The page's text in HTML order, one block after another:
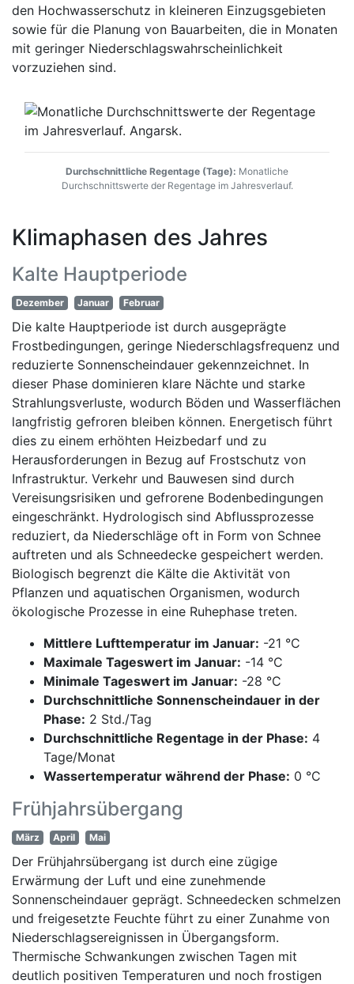
den Hochwasserschutz in kleineren Einzugsgebieten
sowie für die Planung von Bauarbeiten, die in Monaten
mit geringer Niederschlagswahrscheinlichkeit
vorzuziehen sind.
Durchschnittliche Regentage (Tage): Monatliche
Durchschnittswerte der Regentage im Jahresverlauf.
Klimaphasen des Jahres
Kalte Hauptperiode
Dezember Januar Februar
Die kalte Hauptperiode ist durch ausgeprägte
Frostbedingungen, geringe Niederschlagsfrequenz und
reduzierte Sonnenscheindauer gekennzeichnet. In
dieser Phase dominieren klare Nächte und starke
Strahlungsverluste, wodurch Böden und Wasserflächen
langfristig gefroren bleiben können. Energetisch führt
dies zu einem erhöhten Heizbedarf und zu
Herausforderungen in Bezug auf Frostschutz von
Infrastruktur. Verkehr und Bauwesen sind durch
Vereisungsrisiken und gefrorene Bodenbedingungen
eingeschränkt. Hydrologisch sind Abflussprozesse
reduziert, da Niederschläge oft in Form von Schnee
auftreten und als Schneedecke gespeichert werden.
Biologisch begrenzt die Kälte die Aktivität von
Pflanzen und aquatischen Organismen, wodurch
ökologische Prozesse in eine Ruhephase treten.
Mittlere Lufttemperatur im Januar: -21 °C
Maximale Tageswert im Januar: -14 °C
Minimale Tageswert im Januar: -28 °C
Durchschnittliche Sonnenscheindauer in der
Phase: 2 Std./Tag
Durchschnittliche Regentage in der Phase: 4
Tage/Monat
Wassertemperatur während der Phase: 0 °C
Frühjahrsübergang
März April Mai
Der Frühjahrsübergang ist durch eine zügige
Erwärmung der Luft und eine zunehmende
Sonnenscheindauer geprägt. Schneedecken schmelzen
und freigesetzte Feuchte führt zu einer Zunahme von
Niederschlagsereignissen in Übergangsform.
Thermische Schwankungen zwischen Tagen mit
deutlich positiven Temperaturen und noch frostigen